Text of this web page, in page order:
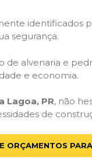
segurança.
alvenaria e
e economia.
Lagoa, PR, não
de
ORÇAMENTOS